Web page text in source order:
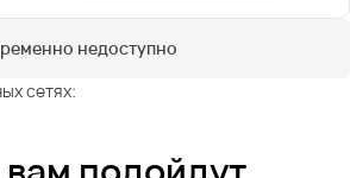
недоступно
сетях: